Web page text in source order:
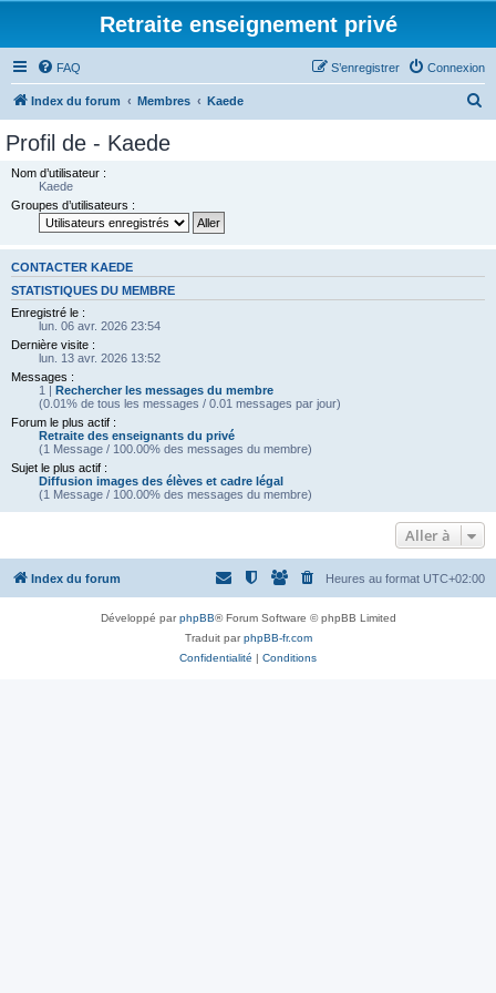
Retraite enseignement privé
FAQ Connexion
S’enregistrer
Index du forum Membres Kaede
Profil de - Kaede
Nom d’utilisateur :
Kaede
Groupes d’utilisateurs :
CONTACTER KAEDE
STATISTIQUES DU MEMBRE
Enregistré le :
lun. 06 avr. 2026 23:54
Dernière visite :
lun. 13 avr. 2026 13:52
Messages :
1 | Rechercher les messages du membre
(0.01% de tous les messages / 0.01 messages par jour)
Forum le plus actif :
Retraite des enseignants du privé
(1 Message / 100.00% des messages du membre)
Sujet le plus actif :
Diffusion images des élèves et cadre légal
(1 Message / 100.00% des messages du membre)
Aller à
Index du forum Heures au format UTC+02:00
Développé parphpBB® Forum Software © phpBB Limited
Traduit parphpBB-fr.com
Confidentialité | Conditions